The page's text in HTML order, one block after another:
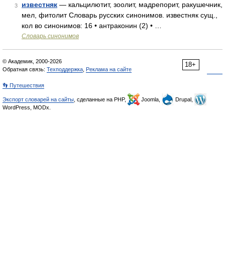
3 известняк — кальцилютит, зоолит, мадрепорит, ракушечник,
мел, фитолит Словарь русских синонимов. известняк сущ.,
кол во синонимов: 16 • антраконин (2) • …
Словарь синонимов
18+
© Академик, 2000-2026
Обратная связь: Техподдержка Реклама на сайте
👣 Путешествия
Экспорт словарей на сайты , сделанные на PHP, Joomla,
Drupal,
WordPress, MODx.